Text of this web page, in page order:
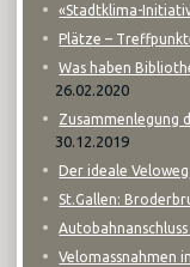
«Stadtklima-
Plätze –
Was haben
26.02.2020
Zusammenlegung
30.12.2019
Der ideale Veloweg
St.Gallen:
Autobahnanschluss
Velomassnahmen